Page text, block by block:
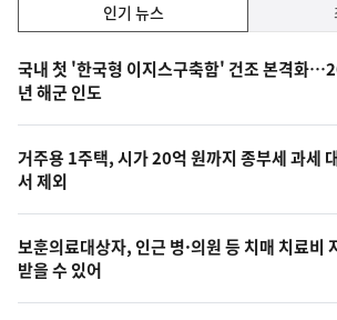
기,
최
신,
오
늘
의
영
상
인기 뉴스
기
뉴
스
국내 첫 '한국형 이지스구축함' 건조 본격화
년 해군 인도
거주용 1주택, 시가 20억 원까지 종부세 과세
서 제외
보훈의료대상자, 인근 병·의원 등 치매 치료비
받을 수 있어